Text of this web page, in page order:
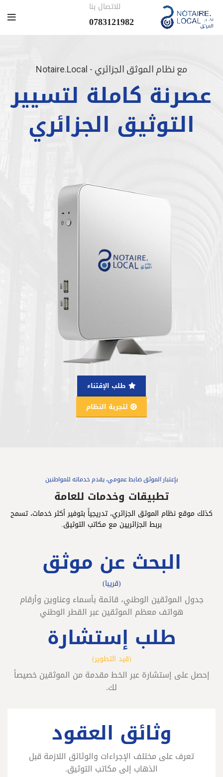
للاتصال بنا
0783121982
مع نظام الموثق الجزائري - Notaire.Local
عصرنة كاملة لتسيير
التوثيق الجزائري
طلب الإقتناء
لتجربة النظام
بإعتبار الموثق ضابط عمومي، يقدم خدماته للمواطنين
تطبيقات وخدمات للعامة
كذلك موقع نظام الموثق الجزائري، تدريجياً بتوفير أكثر خدمات، تسمح
بربط الجزائريين مع مكاتب التوثيق.
البحث عن موثق
(قريبا)
جدول الموثقين الوطني، قائمة بأسماء وعناوين وأرقام
هواتف معظم الموثقين عبر القطر الوطني
طلب إستشارة
(قيد التطوير)
إحصل على إستشارة عبر الخط مقدمة من الموثقين خصيصاً
لك.
وثائق العقود
تعرف على مختلف الإجراءات والوثائق اللازمة قبل
الذهاب إلى مكاتب التوثيق.